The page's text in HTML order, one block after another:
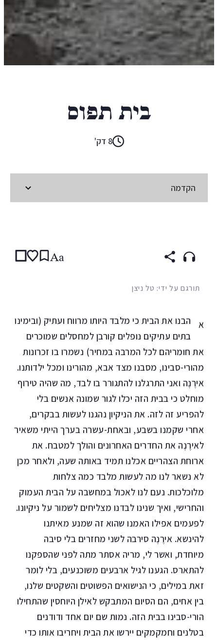
בית תפוס
8 דק'
הקדמה
Aa
תורגם על ידי: טל ניצן
א
הבנו את הבית כי מלבד היותו מרווח ועתיק (ובימינו
בתים עתיקים נופלים קורבן למחסלים שמוכרים
את חומריהם לכל המרבה במחיר) נשמרו בו זכרונות
מהורי-סבינו, מסבנו מצד אבא, מהורינו ומכל ילדותנו.
אירֶנֶה ואני התרגלנו להתגורר בו לבד, מה שהיה טירוף
מוחלט כי בבית הזה יכלו לגור שמונה אנשים בלי
להפריע זה לזה. את הניקיון נהגנו לעשות בבקרים,
אחרי שקמנו בשבע, ובאחת-עשרה בערך הייתי משאיר
לאירֶנֶה את החדרים האחרונים והולך למטבח. את
ארוחת הצהריים אכלנו תמיד באותה שעה, ולאחר מכן
לא נשאר לנו מה לעשות מלבד כמה צלחות
מלוכלכות. נעם לנו לאכול במחשבה על הבית העמוק
והחרישי, ואיך שנינו לבדנו מצליחים לשמור על ניקיונו.
לפעמים אפילו האמנו שהוא זה שמנע מאיתנו
להינשא. אירֶנֶה סירבה לשני מחזרים בלי סיבה
מיוחדת, ואשר לי, מריה אסתר מתה לפני שהספקנו
להתארס. הגענו לגיל ארבעים משוכנעים, בלי לומר
זאת במילים, כי הנישואים הפשוטים והשקטים שלנו,
בין אחים, הם הסיום המתבקש לאילן היוחסין שהתחילו
הורי-סבינו בבית הזה. נמות שם יום אחד ודודנים
בטלנים וחמקמקים יירשו את הבית ויחריבו אותו כדי